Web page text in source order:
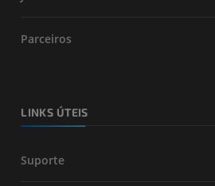
Parceiros
LINKS ÚTEIS
Suporte